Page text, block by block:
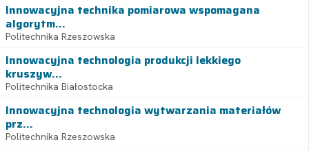
Innowacyjna technika pomiarowa wspomagana
algorytm...
Politechnika Rzeszowska
Innowacyjna technologia produkcji lekkiego
kruszyw...
Politechnika Białostocka
Innowacyjna technologia wytwarzania materiałów
prz...
Politechnika Rzeszowska